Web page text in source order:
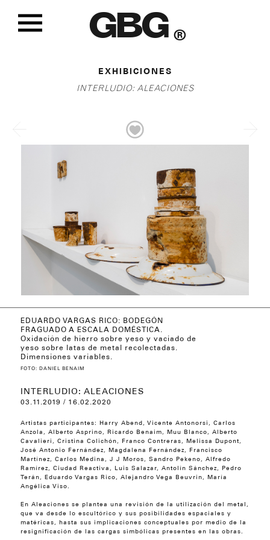
GBG ®
EXHIBICIONES
INTERLUDIO: ALEACIONES
EDUARDO VARGAS RICO: BODEGÓN
FRAGUADO A ESCALA DOMÉSTICA.
Oxidación de hierro sobre yeso y vaciado de
yeso sobre latas de metal recolectadas.
Dimensiones variables.
FOTO: DANIEL BENAIM
RICARDO BENAIM: TORRES DEL SILENCIO
JOSÉ ANTONIO FERNÁNDEZ
INTERLUDIO: ALEACIONES
03.11.2019 / 16.02.2020
Artistas participantes: Harry Abend, Vicente Antonorsi, Carlos
Anzola, Alberto Asprino, Ricardo Benaim, Muu Blanco, Alberto
Cavalieri, Cristina Colichón, Franco Contreras, Melissa Dupont,
José Antonio Fernández, Magdalena Fernández, Francisco
Martínez, Carlos Medina, J J Moros, Sandro Pekeno, Alfredo
Ramírez, Ciudad Reactiva, Luis Salazar, Antolín Sánchez, Pedro
Terán, Eduardo Vargas Rico, Alejandro Vega Beuvrin, María
Angélica Viso.
En Aleaciones se plantea una revisión de la utilización del metal,
que va desde lo escultórico y sus posibilidades espaciales y
matéricas, hasta sus implicaciones conceptuales por medio de la
resignificación de las cargas simbólicas presentes en las obras.